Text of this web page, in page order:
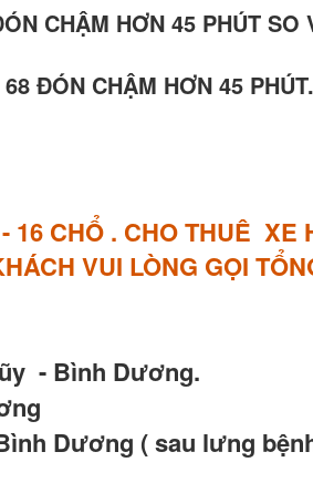
CHẬM HƠN 45 PHÚT SO
ĐÓN CHẬM HƠN 45 PHÚT.
16 CHỔ . CHO THUÊ XE
VUI LÒNG GỌI
- Bình Dương.
Dương ( sau lưng